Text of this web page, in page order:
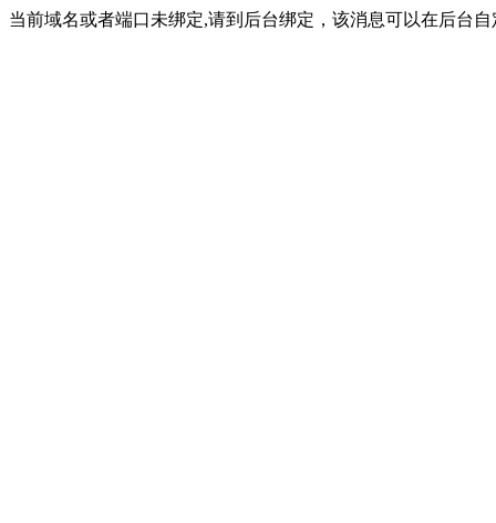
当前域名或者端口未绑定,请到后台绑定，该消息可以在后台自